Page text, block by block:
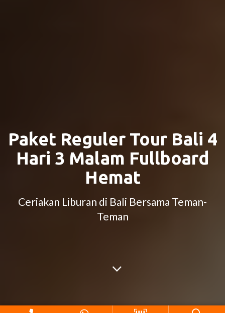
Paket Reguler Tour Bali 4
Hari 3 Malam Fullboard
Hemat
Ceriakan Liburan di Bali Bersama Teman-
Teman